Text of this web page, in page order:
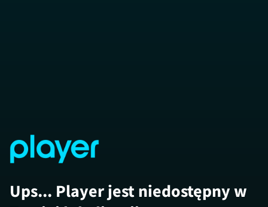
Ups... Player jest niedostępny w